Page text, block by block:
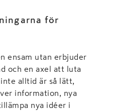
för
ensam utan erbjuder
och en axel att luta
alltid är så lätt,
information, nya
nya idéer i